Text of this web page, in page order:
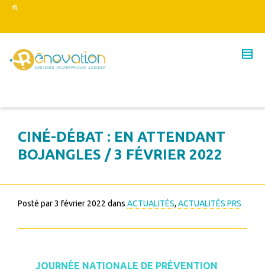
CINÉ-DÉBAT : EN ATTENDANT
BOJANGLES / 3 FÉVRIER 2022
Posté par3 février 2022 dans ACTUALITÉS, ACTUALITÉS PRS
JOURNÉE NATIONALE DE PRÉVENTION